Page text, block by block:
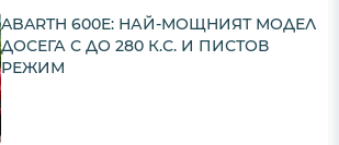
ABARTH 600E: НАЙ-МОЩНИЯТ МОДЕЛ
ДОСЕГА С ДО 280 К.С. И ПИСТОВ
РЕЖИМ